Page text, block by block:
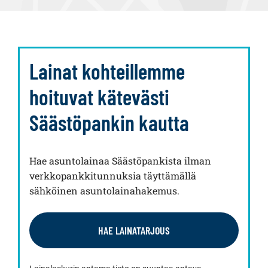
Lainat kohteillemme
hoituvat kätevästi
Säästöpankin kautta
Hae asuntolainaa Säästöpankista ilman
verkkopankkitunnuksia täyttämällä
sähköinen asuntolainahakemus.
HAE LAINATARJOUS